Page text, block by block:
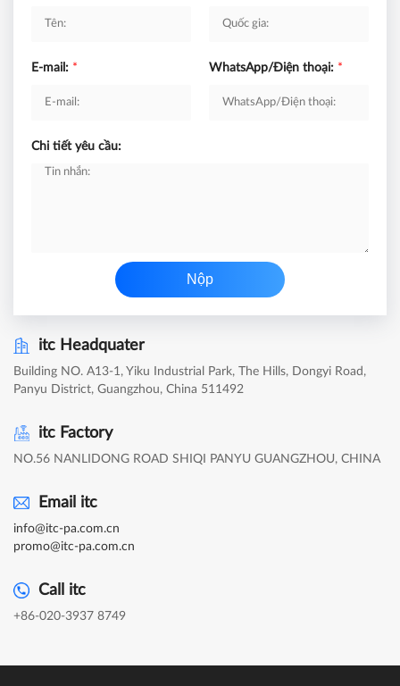
E-mail: * WhatsApp/Điện thoại: *
Chi tiết yêu cầu:
Nộp
itc Headquater
Building NO. A13-1, Yiku Industrial Park, The Hills, Dongyi Road,
Panyu District, Guangzhou, China 511492
itc Factory
NO.56 NANLIDONG ROAD SHIQI PANYU GUANGZHOU, CHINA
Email itc
info@itc-pa.com.cn
promo@itc-pa.com.cn
Call itc
+86-020-3937 8749